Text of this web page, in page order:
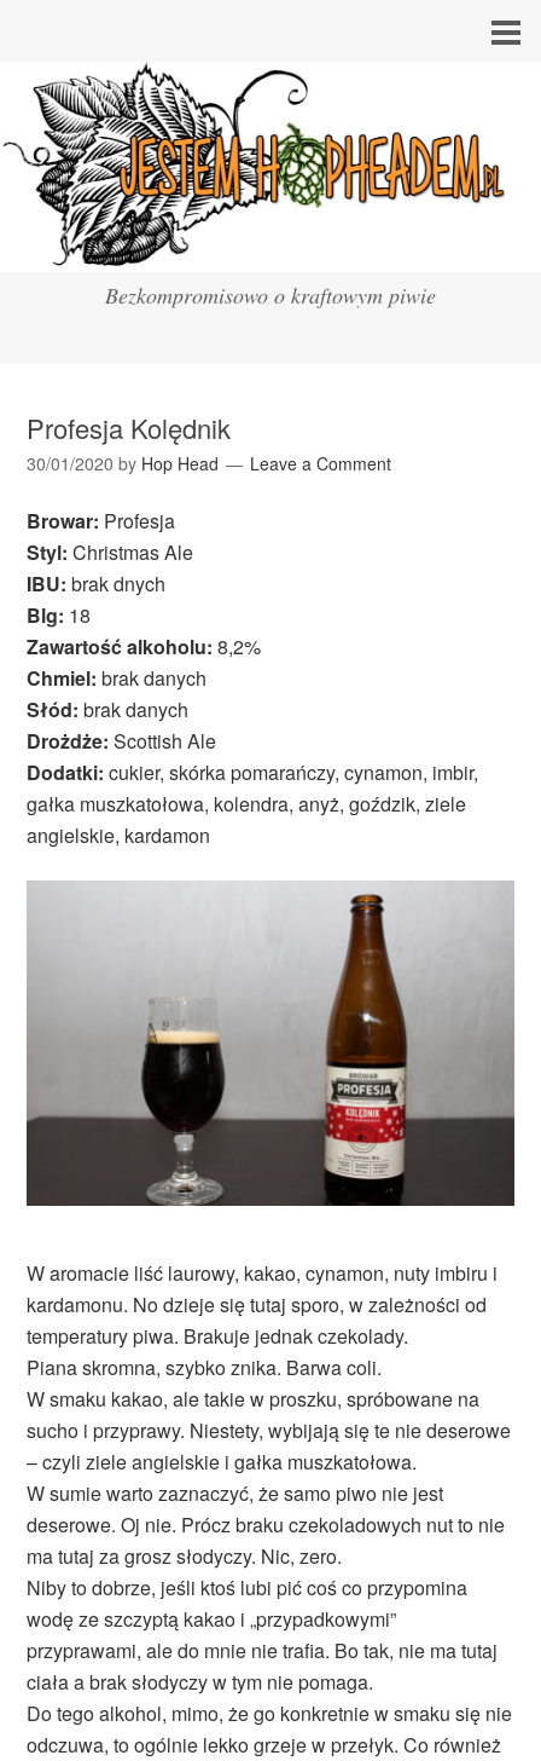
Bezkompromisowo o kraftowym piwie
Profesja Kolędnik
30/01/2020 by Hop Head Leave a Comment
Browar: Profesja
Styl: Christmas Ale
IBU: brak dnych
Blg: 18
Zawartość alkoholu: 8,2%
Chmiel: brak danych
Słód: brak danych
Drożdże: Scottish Ale
Dodatki: cukier, skórka pomarańczy, cynamon, imbir,
gałka muszkatołowa, kolendra, anyż, goździk, ziele
angielskie, kardamon
W aromacie liść laurowy, kakao, cynamon, nuty imbiru i
kardamonu. No dzieje się tutaj sporo, w zależności od
temperatury piwa. Brakuje jednak czekolady.
Piana skromna, szybko znika. Barwa coli.
W smaku kakao, ale takie w proszku, spróbowane na
sucho i przyprawy. Niestety, wybijają się te nie deserowe
– czyli ziele angielskie i gałka muszkatołowa.
W sumie warto zaznaczyć, że samo piwo nie jest
deserowe. Oj nie. Prócz braku czekoladowych nut to nie
ma tutaj za grosz słodyczy. Nic, zero.
Niby to dobrze, jeśli ktoś lubi pić coś co przypomina
wodę ze szczyptą kakao i „przypadkowymi”
przyprawami, ale do mnie nie trafia. Bo tak, nie ma tutaj
ciała a brak słodyczy w tym nie pomaga.
Do tego alkohol, mimo, że go konkretnie w smaku się nie
odczuwa, to ogólnie lekko grzeje w przełyk. Co również